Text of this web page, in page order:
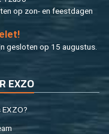
op zon- en feest­da­gen
ge­slo­ten op 15 au­gus­tus.
EXZO
EXZO?